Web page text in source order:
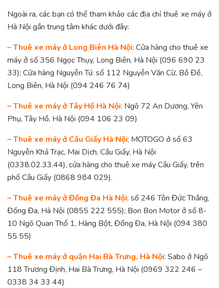
Ngoài ra, các bạn có thể tham khảo các địa chỉ thuê xe máy ở
Hà Nội gần trung tâm khác dưới đây:
– Thuê xe máy ở Long Biên Hà Nội: Cửa hàng cho thuê xe
máy ở số 356 Ngọc Thụy, Long Biên, Hà Nội (096 690 23
33); Cửa hàng Nguyễn Tú: số 112 Nguyễn Văn Cừ, Bồ Đề,
Long Biên, Hà Nội (094 246 76 74)
– Thuê xe máy ở Tây Hồ Hà Nội: Ngõ 72 An Dương, Yên
Phụ, Tây Hồ, Hà Nội (094 106 23 09)
– Thuê xe máy ở Cầu Giấy Hà Nội: MOTOGO ở số 63
Nguyễn Khả Trạc, Mai Dịch, Cầu Giấy, Hà Nội
(0338.02.33.44), cửa hàng cho thuê xe máy Cầu Giấy, trên
phố Cầu Giấy (0868 984 029).
– Thuê xe máy ở Đống Đa Hà Nội: số 246 Tôn Đức Thắng,
Đống Đa, Hà Nội (0855 222 555); Bon Bon Motor ở số 8-
10 Ngõ Quan Thổ 1, Hàng Bột, Đống Đa, Hà Nội (094 380
55 55)
– Thuê xe máy ở quận Hai Bà Trưng, Hà Nội: Sabo ở Ngõ
118 Trương Định, Hai Bà Trưng, Hà Nội (0969 322 246 –
0338 34 33 44)